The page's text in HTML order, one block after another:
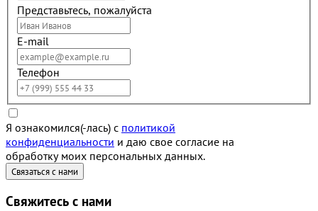
Представьтесь, пожалуйста
E-mail
Телефон
Я ознакомился(-лась) с политикой
конфиденциальности и даю свое согласие на
обработку моих персональных данных.
Свяжитесь с нами